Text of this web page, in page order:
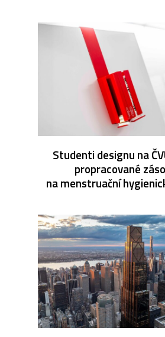
Studenti designu na
propracované
na menstruační